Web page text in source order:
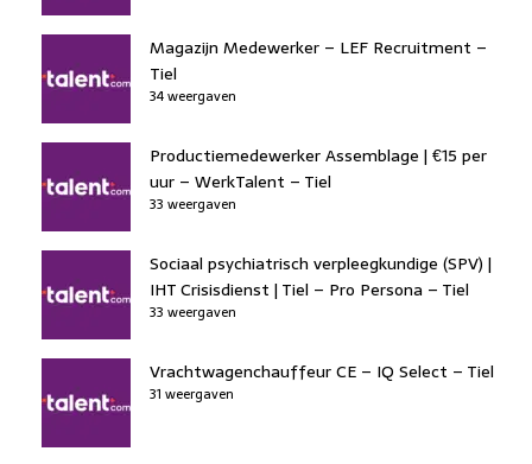
Magazijn Medewerker – LEF Recruitment –
Tiel
34 weergaven
Productiemedewerker Assemblage | €15 per
uur – WerkTalent – Tiel
33 weergaven
Sociaal psychiatrisch verpleegkundige (SPV) |
IHT Crisisdienst | Tiel – Pro Persona – Tiel
33 weergaven
Vrachtwagenchauffeur CE – IQ Select – Tiel
31 weergaven